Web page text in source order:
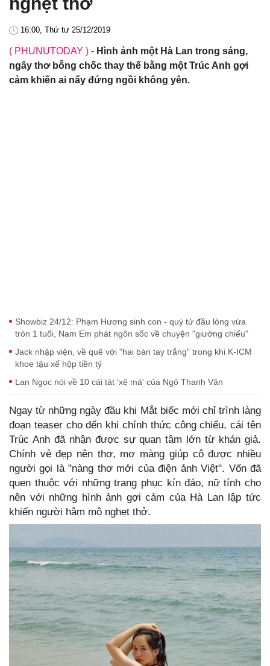
16:00, Thứ tư 25/12/2019
( PHUNUTODAY ) - Hình ảnh một Hà Lan trong sáng,
ngây thơ bỗng chốc thay thế bằng một Trúc Anh gợi
cảm khiến ai nấy đứng ngồi không yên.
Showbiz 24/12: Phạm Hương sinh con - quý tử đầu lòng vừa
tròn 1 tuổi, Nam Em phát ngôn sốc về chuyện "giường chiếu"
Jack nhập viện, về quê với "hai bàn tay trắng" trong khi K-ICM
khoe tậu xế hộp tiền tỷ
Lan Ngọc nói về 10 cái tát 'xệ má' của Ngô Thanh Vân
Ngay từ những ngày đầu khi Mắt biếc mới chỉ trình làng
đoạn teaser cho đến khi chính thức công chiếu, cái tên
Trúc Anh đã nhận được sự quan tâm lớn từ khán giả.
Chính vẻ đẹp nên thơ, mơ màng giúp cô được nhiều
người gọi là "nàng thơ mới của điện ảnh Việt". Vốn đã
quen thuộc với những trang phục kín đáo, nữ tính cho
nên với những hình ảnh gợi cảm của Hà Lan lập tức
khiến người hâm mộ nghẹt thở.